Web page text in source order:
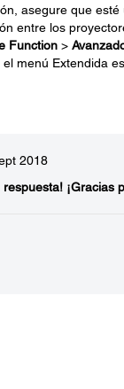
asegure que esté
entre los
Function >
el menú Extendida
2018
respuesta! ¡Gracias